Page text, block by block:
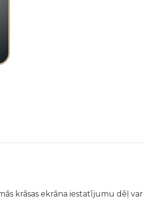
krāsas ekrāna iestatījumu dēļ